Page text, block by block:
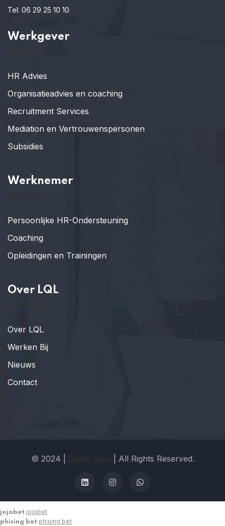
Tel: 06 29 25 10 10
Werkgever
HR Advies
Organisatieadvies en coaching
Recruitment Services
Mediation en Vertrouwenspersonen
Subsidies
Werknemer
Persoonlijke HR-Ondersteuning
Coaching
Opleidingen en Trainingen
Over LQL
Over LQL
Werken Bij
Nieuws
Contact
© 2024 | | All Rights Reserved.
jojobet jojobet
phising bet phising bet